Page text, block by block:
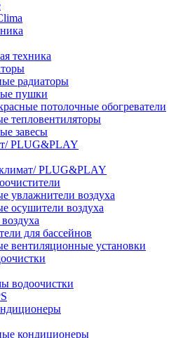
техника
радиаторы
пушки
потолочные обогреватели
тепловентиляторы
завесы
PLUG&PLAY
PLUG&PLAY
увлажнители воздуха
осушители воздуха
для бассейнов
вентиляционные установки
водоочистки
кондиционеры